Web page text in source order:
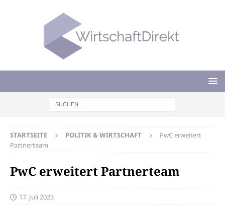
STARTSEITE POLITIK & WIRTSCHAFT
PwC erweitert
Partnerteam
PwC erweitert Partnerteam
17. Juli 2023